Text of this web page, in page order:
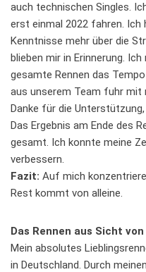
auch technischen Singles.
erst einmal 2022 fahren.
Kenntnisse mehr über die
blieben mir in Erinnerung.
gesamte Rennen das
aus unserem Team fuhr
Danke für die
Das Ergebnis am Ende des
gesamt. Ich konnte meine
verbessern.
Fazit: Auf mich
Rest kommt von alleine.
Das Rennen aus Sicht
Mein absolutes
in Deutschland. Durch